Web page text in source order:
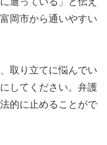
岡市から通いやすい
取り立てに悩んでい
してください。弁護
的に止めることがで